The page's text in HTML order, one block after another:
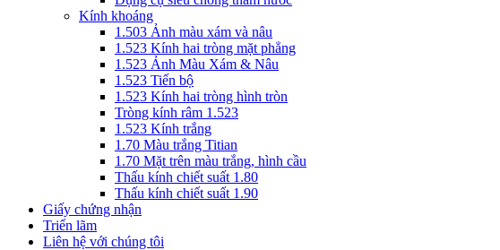
Kính khoáng
1.503 Ảnh màu xám và nâu
1.523 Kính hai tròng mặt phẳng
1.523 Ảnh Màu Xám & Nâu
1.523 Tiến bộ
1.523 Kính hai tròng hình tròn
Tròng kính râm 1.523
1.523 Kính trắng
1.70 Màu trắng Titian
1.70 Mặt trên màu trắng, hình cầu
Thấu kính chiết suất 1.80
Thấu kính chiết suất 1.90
Giấy chứng nhận
Triển lãm
Liên hệ với chúng tôi